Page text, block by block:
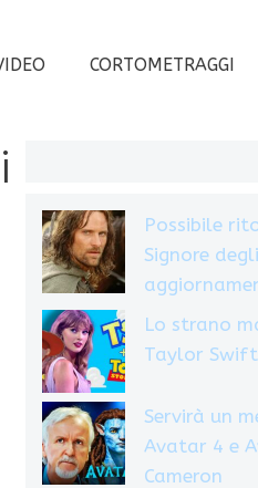
CORTOMETRAGGI
Possibile
Signore
Lo strano
Taylor
Servirà un
Avatar 4 e
Cameron